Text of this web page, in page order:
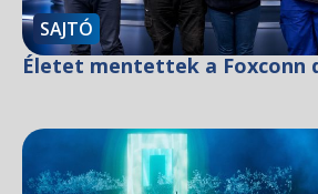
SAJTÓ
Életet mentettek a Foxconn